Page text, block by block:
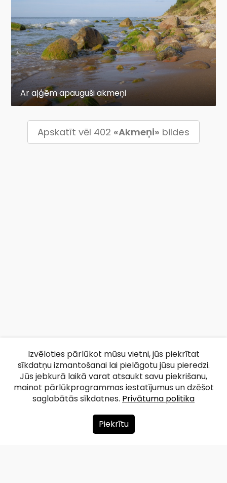
Ar aļģēm apauguši akmeņi
Apskatīt vēl 402 «Akmeņi» bildes
Par mums
Izvēloties pārlūkot mūsu vietni, jūs piekrītat
sīkdatņu izmantošanai lai pielāgotu jūsu pieredzi.
Jūs jebkurā laikā varat atsaukt savu piekrišanu,
mainot pārlūkprogrammas iestatījumus un dzēšot
saglabātās sīkdatnes. Privātuma politika
Piekrītu